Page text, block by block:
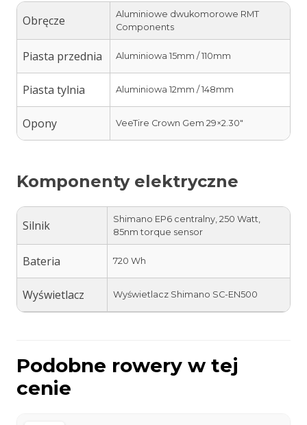
Obręcze
Aluminiowe dwukomorowe RMT
Components
Piasta przednia Aluminiowa 15mm / 110mm
Piasta tylnia Aluminiowa 12mm / 148mm
Opony VeeTire Crown Gem 29×2.30″
Komponenty elektryczne
Silnik
Shimano EP6 centralny, 250 Watt,
85nm torque sensor
Bateria 720 Wh
Wyświetlacz Wyświetlacz Shimano SC-EN500
Podobne rowery w tej
cenie